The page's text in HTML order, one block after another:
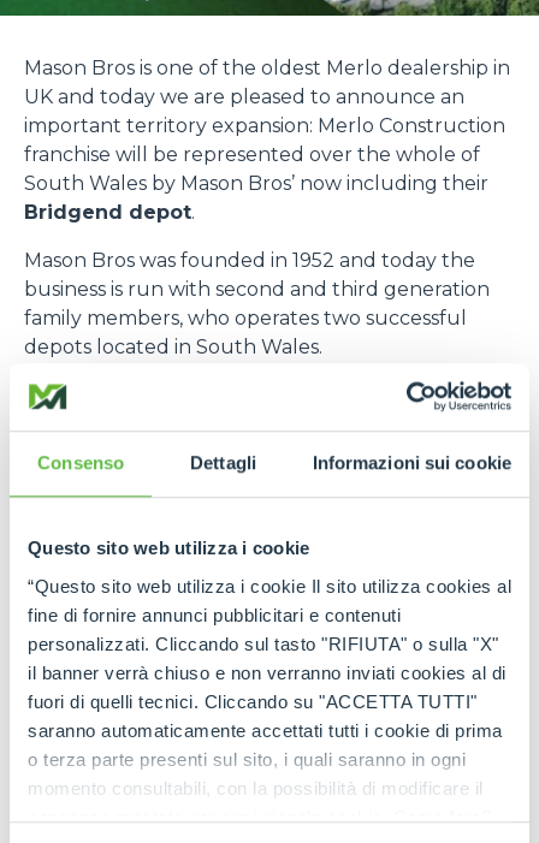
Consenso Dettagli Informazioni sui cookie
Questo sito web utilizza i cookie
“Questo sito web utilizza i cookie Il sito utilizza cookies al
fine di fornire annunci pubblicitari e contenuti
personalizzati. Cliccando sul tasto "RIFIUTA" o sulla "X"
il banner verrà chiuso e non verranno inviati cookies al di
fuori di quelli tecnici. Cliccando su "ACCETTA TUTTI"
saranno automaticamente accettati tutti i cookie di prima
o terza parte presenti sul sito, i quali saranno in ogni
momento consultabili, con la possibilità di modificare il
consenso prestato per ogni singolo cookie. Come fare?
Mason Bros is one of the oldest Merlo dealership in
UK and today we are pleased to announce an
important territory expansion: Merlo Construction
franchise will be represented over the whole of
South Wales by Mason Bros’ now including their
Bridgend depot.
Mason Bros was founded in 1952 and today the
business is run with second and third generation
family members, who operates two successful
depots located in South Wales.
With more than 60 years’ experience in the
used machinery fully serviced and repaired as
required. The company management and the
experience of construction machinery and they
can benefit your business, offering the best
performance and comfort on the market!
For further information please contact Jack Mason
or pay Mason Bros a visit and be part of the future,
today!
MASON BROS, BRIDGEND DEPOT
10 Miller’s Avenue